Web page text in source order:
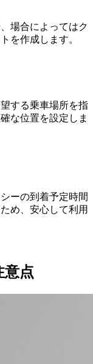
場合によってはク
を作成します。
する乗車場所を指
な位置を設定しま
ーの到着予定時間
め、安心して利用
意点